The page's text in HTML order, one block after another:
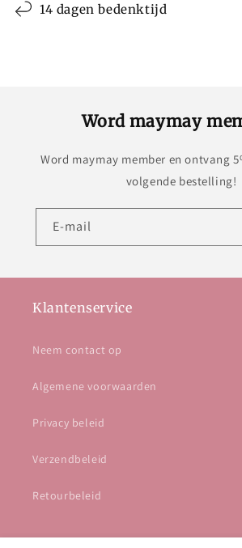
14 dagen bedenktijd
Word maymay
Word maymay member en ontvang
volgende bestelling!
E‑mail
Klantenservice
Neem contact op
Algemene voorwaarden
Privacy beleid
Verzendbeleid
Retourbeleid